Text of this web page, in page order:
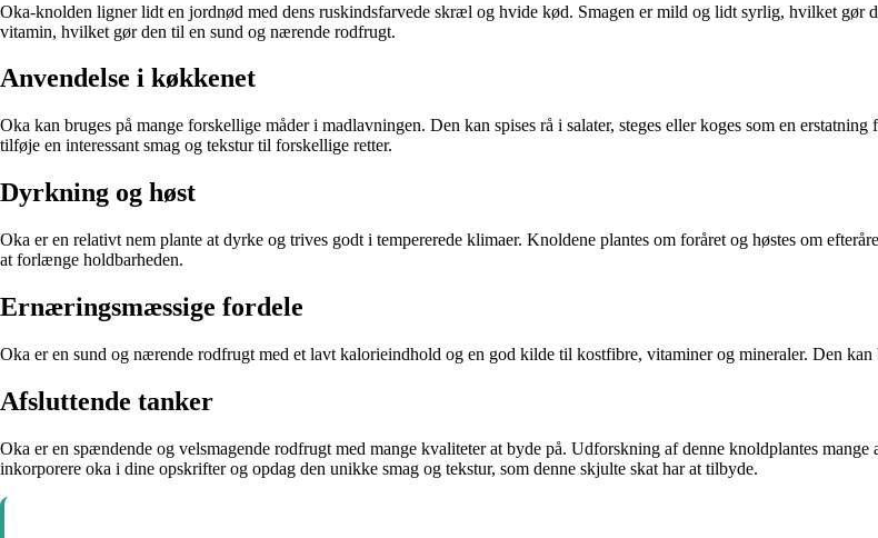
Oka-knolden ligner lidt en jordnød med dens ruskindsfarvede skræl og hvide kød. Smagen er mild og lidt syrlig, hvilket gør
vitamin, hvilket gør den til en sund og nærende rodfrugt.
Anvendelse i køkkenet
Oka kan bruges på mange forskellige måder i madlavningen. Den kan spises rå i salater, steges eller koges som en
tilføje en interessant smag og tekstur til forskellige retter.
Dyrkning og høst
Oka er en relativt nem plante at dyrke og trives godt i tempererede klimaer. Knoldene plantes om foråret og høstes om
at forlænge holdbarheden.
Ernæringsmæssige fordele
Oka er en sund og nærende rodfrugt med et lavt kalorieindhold og en god kilde til kostfibre, vitaminer og mineraler. Den
Afsluttende tanker
Oka er en spændende og velsmagende rodfrugt med mange kvaliteter at byde på. Udforskning af denne knoldplantes
inkorporere oka i dine opskrifter og opdag den unikke smag og tekstur, som denne skjulte skat har at tilbyde.